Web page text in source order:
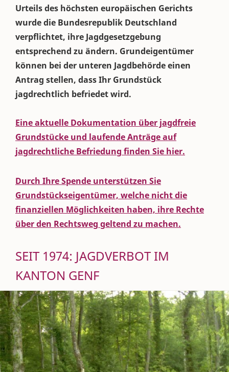
Urteils des höchsten europäischen Gerichts
wurde die Bundesrepublik Deutschland
verpflichtet, ihre Jagdgesetzgebung
entsprechend zu ändern. Grundeigentümer
können bei der unteren Jagdbehörde einen
Antrag stellen, dass Ihr Grundstück
jagdrechtlich befriedet wird.
Eine aktuelle Dokumentation über jagdfreie
Grundstücke und laufende Anträge auf
jagdrechtliche Befriedung finden Sie hier.
Durch Ihre Spende unterstützen Sie
Grundstückseigentümer, welche nicht die
finanziellen Möglichkeiten haben, ihre Rechte
über den Rechtsweg geltend zu machen.
SEIT 1974: JAGDVERBOT IM
KANTON GENF